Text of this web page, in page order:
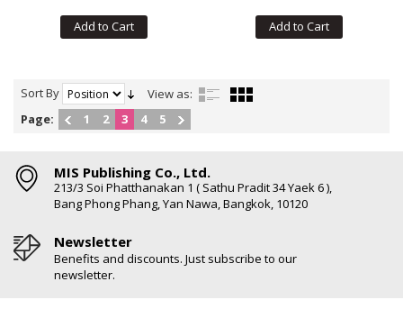
Add to Cart Add to Cart
Sort By
View as:
Page:
1 2 3 4 5
MIS Publishing Co., Ltd.
213/3 Soi Phatthanakan 1 ( Sathu Pradit 34 Yaek 6 ),
Bang Phong Phang, Yan Nawa, Bangkok, 10120
Newsletter
Benefits and discounts. Just subscribe to our
newsletter.